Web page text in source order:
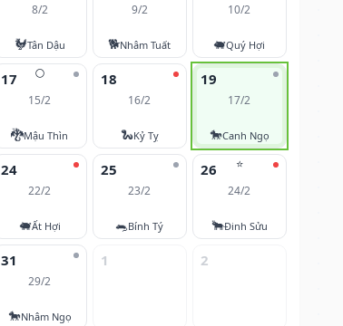
8/2
🐓Tân Dậu
9/2
🐕Nhâm Tuất
10/2
🐖Quý Hợi
🌕
17
15/2
🐉Mậu Thìn
18
16/2
🐍Kỷ Tỵ
19
17/2
🐎Canh Ngọ
24
22/2
🐖Ất Hợi
25
23/2
🐀Bính Tý
⭐
26
24/2
🐂Đinh Sửu
31
29/2
🐎Nhâm Ngọ
1 2